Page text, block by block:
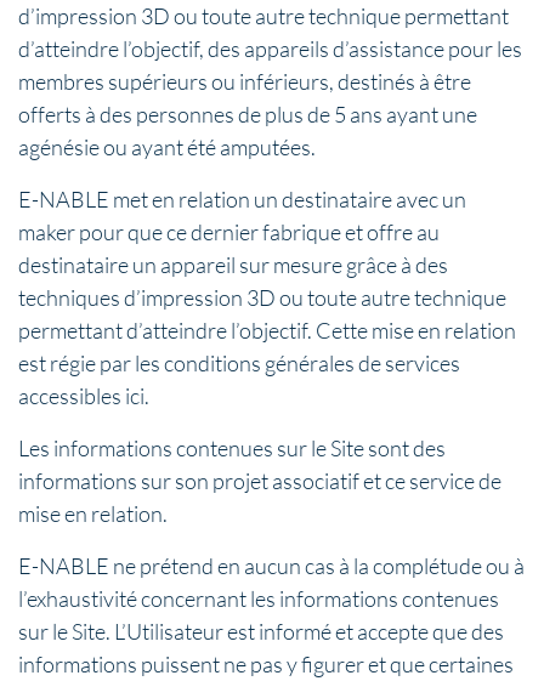
d’impression 3D ou toute autre technique permettant
d’atteindre l’objectif, des appareils d’assistance pour les
membres supérieurs ou inférieurs, destinés à être
offerts à des personnes de plus de 5 ans ayant une
agénésie ou ayant été amputées.
E-NABLE met en relation un destinataire avec un
maker pour que ce dernier fabrique et offre au
destinataire un appareil sur mesure grâce à des
techniques d’impression 3D ou toute autre technique
permettant d’atteindre l’objectif. Cette mise en relation
est régie par les conditions générales de services
accessibles ici.
Les informations contenues sur le Site sont des
informations sur son projet associatif et ce service de
mise en relation.
E-NABLE ne prétend en aucun cas à la complétude ou à
l’exhaustivité concernant les informations contenues
sur le Site. L’Utilisateur est informé et accepte que des
informations puissent ne pas y figurer et que certaines